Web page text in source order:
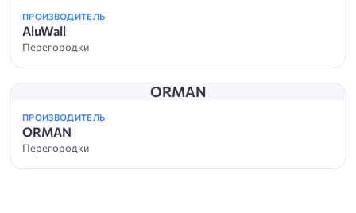
ПРОИЗВОДИТЕЛЬ
AluWall
Перегородки
ORMAN
ПРОИЗВОДИТЕЛЬ
ORMAN
Перегородки